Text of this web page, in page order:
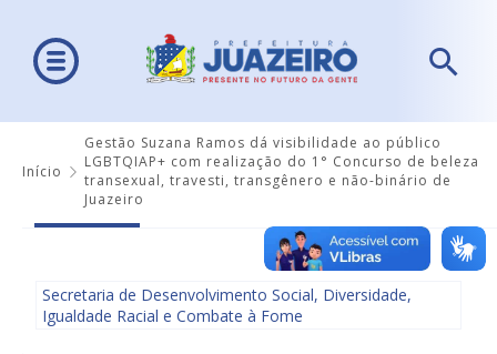
Início
Gestão Suzana Ramos dá visibilidade ao público
LGBTQIAP+ com realização do 1° Concurso de beleza
transexual, travesti, transgênero e não-binário de
Juazeiro
Secretaria de Desenvolvimento Social, Diversidade,
Igualdade Racial e Combate à Fome